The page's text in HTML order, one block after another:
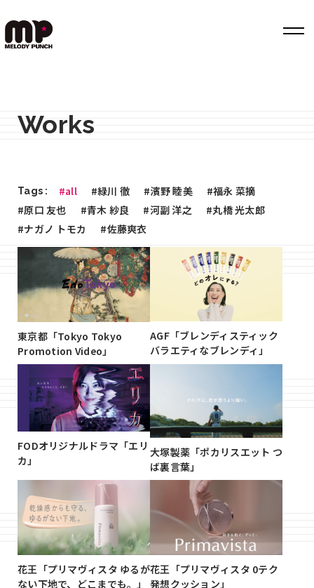
Works
Company Info
Recruit
Works
Tags : #all #緑川 徹 #濱野 睦美
#福永 菜摘
#原口 友也
#青木 紗良 #河副 洋之
#丸橋 光太郎
#ナガノ トモカ
#佐藤爽衣
東京都「Tokyo Tokyo
Promotion Video」
AGF「ブレンディスティック
バラエティなブレンディ」
FODオリジナルドラマ「エリ
カ」
大塚製薬「ポカリスエット つ
ば裏言葉」
花王「プリマヴィスタ ゆるが
ない下地で、どこまでも。」
花王「プリマヴィスタ 0テク
発想クッション」